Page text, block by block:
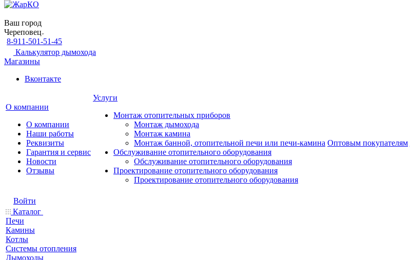
Ваш город
Череповец
8-911-501-51-45
Калькулятор дымохода
Магазины
Вконтакте
О компании
О компании
Наши работы
Реквизиты
Гарантия и сервис
Новости
Отзывы
Услуги
Монтаж отопительных приборов
Монтаж дымохода
Монтаж камина
Монтаж банной, отопительной печи или печи-камина
Обслуживание отопительного оборудования
Обслуживание отопительного оборудования
Проектирование отопительного оборудования
Проектирование отопительного оборудования
Оптовым покупателям
Войти
Каталог
Печи
Камины
Котлы
Системы отопления
Дымоходы